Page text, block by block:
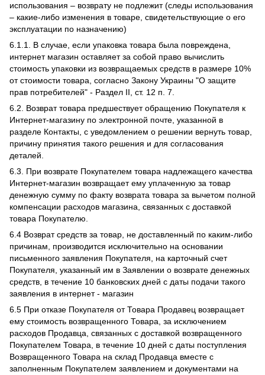
использования – возврату не подлежит (следы использования
– какие-либо изменения в товаре, свидетельствующие о его
эксплуатации по назначению)
6.1.1. В случае, если упаковка товара была повреждена,
интернет магазин оставляет за собой право вычислить
стоимость упаковки из возвращаемых средств в размере 10%
от стоимости товара, согласно Закону Украины "О защите
прав потребителей" - Раздел II, ст. 12 п. 7.
6.2. Возврат товара предшествует обращению Покупателя к
Интернет-магазину по электронной почте, указанной в
разделе Контакты, с уведомлением о решении вернуть товар,
причину принятия такого решения и для согласования
деталей.
6.3. При возврате Покупателем товара надлежащего качества
Интернет-магазин возвращает ему уплаченную за товар
денежную сумму по факту возврата товара за вычетом полной
компенсации расходов магазина, связанных с доставкой
товара Покупателю.
6.4 Возврат средств за товар, не доставленный по каким-либо
причинам, производится исключительно на основании
письменного заявления Покупателя, на карточный счет
Покупателя, указанный им в Заявлении о возврате денежных
средств, в течение 10 банковских дней с даты подачи такого
заявления в интернет - магазин
6.5 При отказе Покупателя от Товара Продавец возвращает
ему стоимость возвращенного Товара, за исключением
расходов Продавца, связанных с доставкой возвращенного
Покупателем Товара, в течение 10 дней с даты поступления
Возвращенного Товара на склад Продавца вместе с
заполненным Покупателем заявлением и документами на